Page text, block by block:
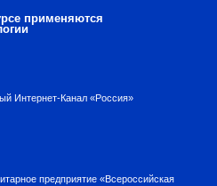
применяются
Интернет-Канал «Россия»
предприятие «Всероссийская